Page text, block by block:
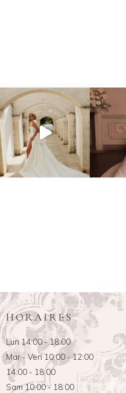
HORAIRES
Lun 14:00 - 18:00
Mar - Ven 10:00 - 12:00
14:00 - 18:00
Sam 10:00 - 18:00